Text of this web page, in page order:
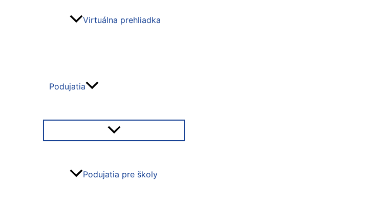
Virtuálna prehliadka
Podujatia
Podujatia pre školy